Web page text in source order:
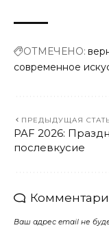
ОТМЕЧЕНО:
современное
ПРЕДЫДУЩАЯ
PAF 2026:
послевкусие
Ваш адрес email не